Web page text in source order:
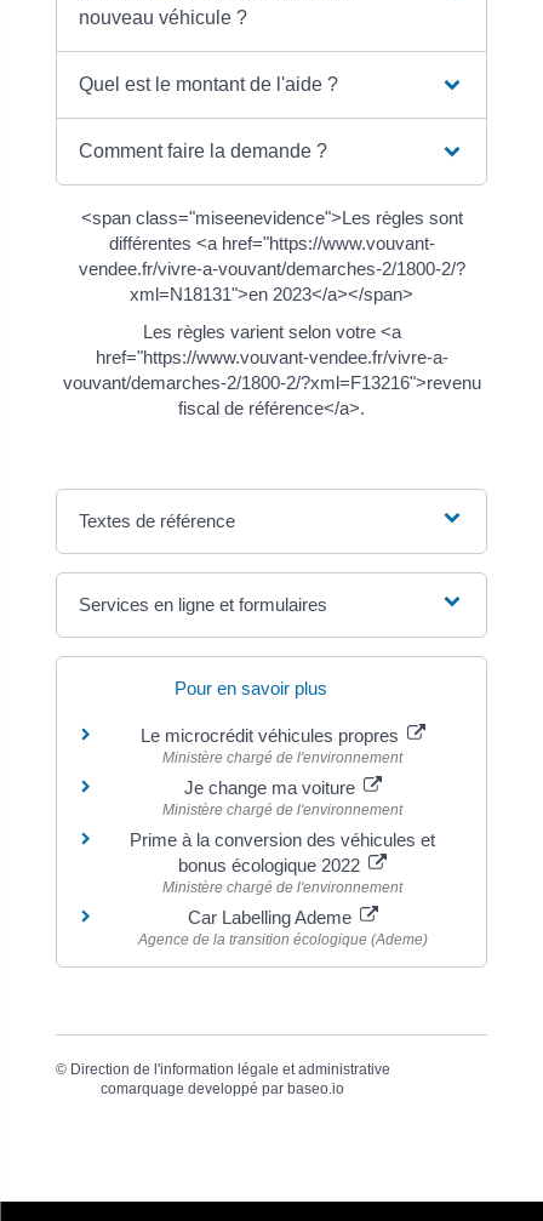
nouveau véhicule ?
Quel est le montant de l'aide ?
Comment faire la demande ?
<span class="miseenevidence">Les règles sont
différentes <a href="https://www.vouvant-
vendee.fr/vivre-a-vouvant/demarches-2/1800-2/?
xml=N18131">en 2023</a></span>
Les règles varient selon votre <a
href="https://www.vouvant-vendee.fr/vivre-a-
vouvant/demarches-2/1800-2/?xml=F13216">revenu
fiscal de référence</a>.
Textes de référence
Services en ligne et formulaires
Pour en savoir plus
Le microcrédit véhicules propres
Ministère chargé de l'environnement
Je change ma voiture
Ministère chargé de l'environnement
Prime à la conversion des véhicules et
bonus écologique 2022
Ministère chargé de l'environnement
Car Labelling Ademe
Agence de la transition écologique (Ademe)
© Direction de l'information légale et administrative
comarquage developpé par baseo.io